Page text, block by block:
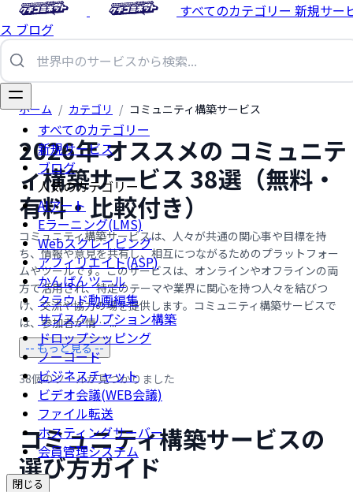
すべてのカテゴリー 新規サー
ス ブログ
すべてのカテゴリー
新規サービス
ブログ
人気のカテゴリー
AIアート
Eラーニング(LMS)
Webスクレイピング
アフィリエイト(ASP)
かんばんツール
クラウド動画編集
サブスクリプション構築
ドロップシッピング
ノーコード
ビジネスチャット
ビデオ会議(WEB会議)
ファイル転送
ホスティングサーバー
会員管理システム
閉じる
ホーム / カテゴリ / コミュニティ構築サービス
2026年 オススメの コミュニテ
ィ構築サービス 38選（無料・
有料・比較付き）
コミュニティ構築サービスは、人々が共通の関心事や目標を持
ち、情報や意見を共有し、相互につながるためのプラットフォー
ムやツールです。このサービスは、オンラインやオフラインの両
方で活用され、特定のテーマや業界に関心を持つ人々を結びつ
け、交流や協力の場を提供します。コミュニティ構築サービスで
は、参加者が情 …...
-- もっと見る --
38個のツールが見つかりました
コミュニティ構築サービスの
選び方ガイド